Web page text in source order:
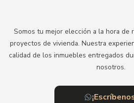
Somos tu mejor elección a la hora de
proyectos de vivienda. Nuestra
calidad de los inmuebles entregados
nosotros.